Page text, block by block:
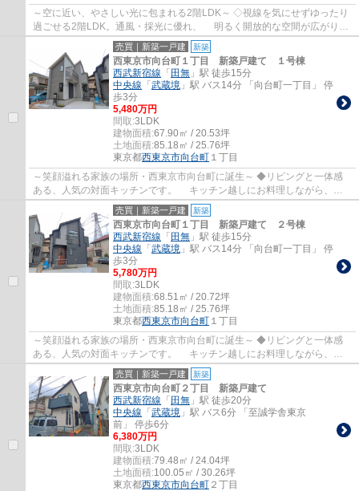
～空に近い、やさしい光に包まれる2階LDK～ ◇視線を気にせずゆったり
過ごせる2階LDK。通風・採光に優れ、 明るく開放的な空間が広がりま
す。家族の団らんはもちろん、 来客時も心...
売買｜新築一戸建 新築
西東京市向台町１丁目 新築戸建て １号棟
西武新宿線 「田無 」駅 徒歩15分
中央線 「武蔵境 」駅 バス14分 「向台町一丁目」 停
歩3分
5,480万円
間取:3LDK
建物面積:67.90㎡ / 20.53坪
土地面積:85.18㎡ / 25.76坪
東京都西東京市向台町 １丁目
～笑顔溢れる家族の場所・西東京市向台町に誕生～ ◆リビングと一体感
ある、人気の対面キッチンです。 キッチン越しにお料理しながら、お
片付けしながらも団らん、今日の報告とお話...
売買｜新築一戸建 新築
西東京市向台町１丁目 新築戸建て ２号棟
西武新宿線 「田無 」駅 徒歩15分
中央線 「武蔵境 」駅 バス14分 「向台町一丁目」 停
歩3分
5,780万円
間取:3LDK
建物面積:68.51㎡ / 20.72坪
土地面積:85.18㎡ / 25.76坪
東京都西東京市向台町 １丁目
～笑顔溢れる家族の場所・西東京市向台町に誕生～ ◆リビングと一体感
ある、人気の対面キッチンです。 キッチン越しにお料理しながら、お
片付けしながらも団らん、今日の報告とお話...
売買｜新築一戸建 新築
西東京市向台町２丁目 新築戸建て
西武新宿線 「田無 」駅 徒歩20分
中央線 「武蔵境 」駅 バス6分 「至誠学舎東京
前」 停歩6分
6,380万円
間取:3LDK
建物面積:79.48㎡ / 24.04坪
土地面積:100.05㎡ / 30.26坪
東京都西東京市向台町 ２丁目